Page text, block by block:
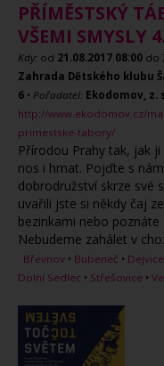
PŘÍMĚSTSKÝ
VŠEMI SMYSLY 4.
Kdy: od 21.08.2017 08:00 do
Zahrada Dětského klubu
6 • Pořadatel: Ekodomov, z.
http://www.ekodomov.cz/
primestske-tabory/
Přírodou Prahy tak, jak
nos i hmat. Pojďte s
dobrodružství skrze své
uvařili jste si někdy čaj
bezinkami nebo
Nebudeme zahálet v
Břevnov • Bubeneč • Dejvice
Dolní Sedlec • Střešovice •